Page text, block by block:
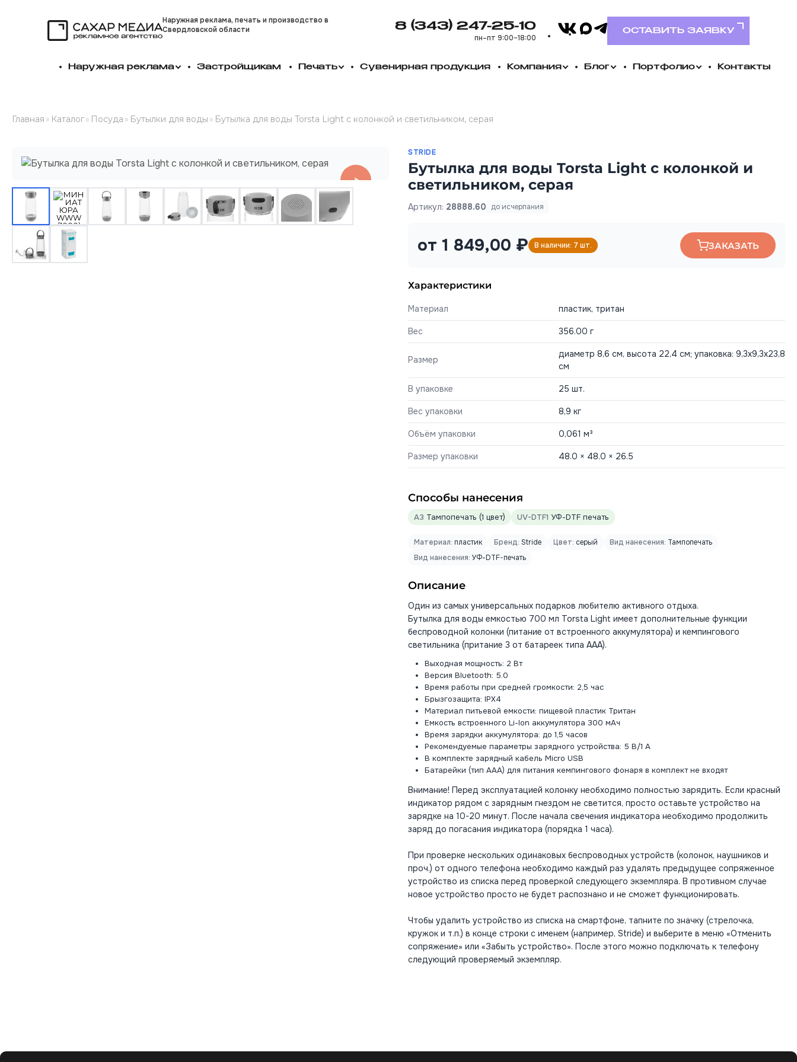
Наружная реклама, печать и производство в
Свердловской области
8 (343) 247-25-10
пн–пт 9:00–18:00
VK MAXTelegramОСТАВИТЬ ЗАЯВКУ
Наружная реклама Застройщикам Печать Сувенирная продукция Компания Блог Портфолио Контакты
Главная » Каталог» Посуда » Бутылки для воды » Бутылка для воды Torsta Light с колонкой и светильником, серая
STRIDE
Бутылка для воды Torsta Light с колонкой и
светильником, серая
Артикул: 28888.60 до исчерпания
от 1 849,00 ₽ В наличии: 7 шт. ЗАКАЗАТЬ
Характеристики
Материал пластик, тритан
Вес 356.00 г
Размер
диаметр 8,6 см, высота 22,4 см; упаковка: 9,3х9,3x23,8
см
В упаковке 25 шт.
Вес упаковки 8,9 кг
Объём упаковки 0,061 м³
Размер упаковки 48.0 × 48.0 × 26.5
Способы нанесения
A3 Тампопечать (1 цвет) UV-DTF1 УФ-DTF печать
Материал: пластик Бренд: Stride Цвет: серый Вид нанесения: Тампопечать
Вид нанесения: УФ-DTF-печать
Описание
Один из самых универсальных подарков любителю активного отдыха.
Бутылка для воды емкостью 700 мл Torsta Light имеет дополнительные функции
беспроводной колонки (питание от встроенного аккумулятора) и кемпингового
светильника (притание 3 от батареек типа ААА).
Выходная мощность: 2 Вт
Версия Bluetooth: 5.0
Время работы при средней громкости: 2,5 час
Брызгозащита: IPX4
Материал питьевой емкости: пищевой пластик Тритан
Емкость встроенного Li-Ion аккумулятора 300 мАч
Время зарядки аккумулятора: до 1,5 часов
Рекомендуемые параметры зарядного устройства: 5 В/1 А
В комплекте зарядный кабель Micro USB
Батарейки (тип ААА) для питания кемпингового фонаря в комплект не входят
Внимание! Перед эксплуатацией колонку необходимо полностью зарядить. Если красный
индикатор рядом с зарядным гнездом не светится, просто оставьте устройство на
зарядке на 10-20 минут. После начала свечения индикатора необходимо продолжить
заряд до погасания индикатора (порядка 1 часа).
При проверке нескольких одинаковых беспроводных устройств (колонок, наушников и
проч.) от одного телефона необходимо каждый раз удалять предыдущее сопряженное
устройство из списка перед проверкой следующего экземпляра. В противном случае
новое устройство просто не будет распознано и не сможет функционировать.
Чтобы удалить устройство из списка на смартфоне, тапните по значку (стрелочка,
кружок и т.п.) в конце строки с именем (например, Stride) и выберите в меню «Отменить
сопряжение» или «Забыть устройство». После этого можно подключать к телефону
следующий проверяемый экземпляр.